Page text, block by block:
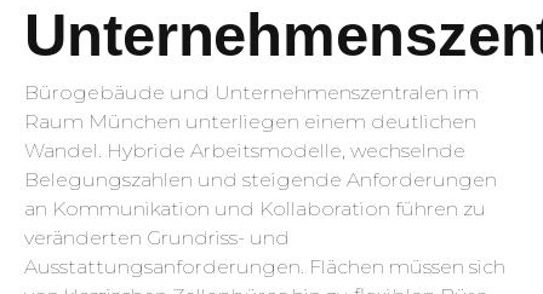
Bürogebäude und Unternehmenszentralen im
Raum München unterliegen einem deutlichen
Wandel. Hybride Arbeitsmodelle, wechselnde
Belegungszahlen und steigende Anforderungen
an Kommunikation und Kollaboration führen zu
veränderten Grundriss- und
Ausstattungsanforderungen. Flächen müssen sich